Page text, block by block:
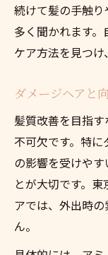
続けて髪の手触
多く聞かれます
ケア方法を見つけ
ダメージヘアと
髪質改善を目指
不可欠です。特
の影響を受けや
とが大切です。
アでは、外出時
ん。